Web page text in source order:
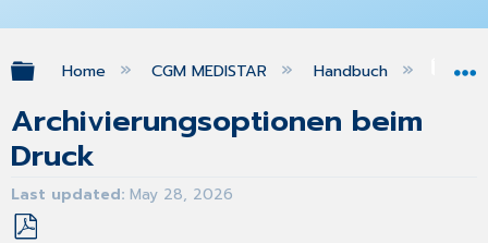
Expand/collapse global hierarchy
Home CGM MEDISTAR Handbuch
Archivierungsoptionen beim
Druck
Last updated May 28, 2026